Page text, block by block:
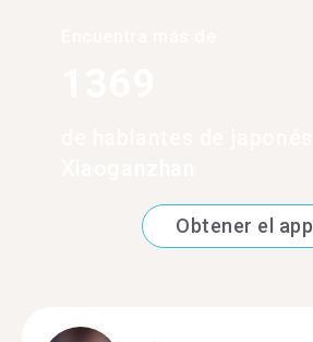
Obtener el app